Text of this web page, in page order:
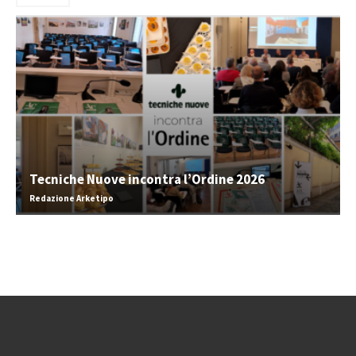
Tecniche Nuove incontra l’Ordine 2026
Redazione Arketipo